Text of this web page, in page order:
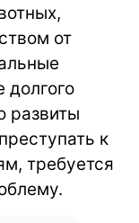
от
долгого
развиты
к
требуется